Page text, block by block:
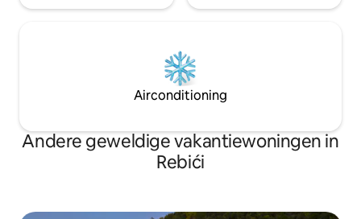
Airconditioning
Andere geweldige vakantiewoningen in
Rebići